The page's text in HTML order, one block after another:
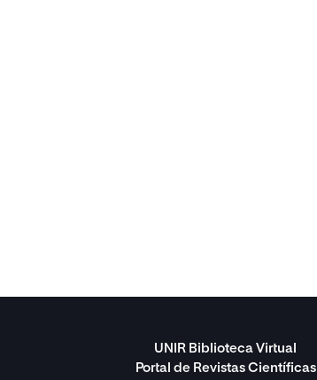
UNIR Biblioteca Virtual
Portal de Revistas Científicas